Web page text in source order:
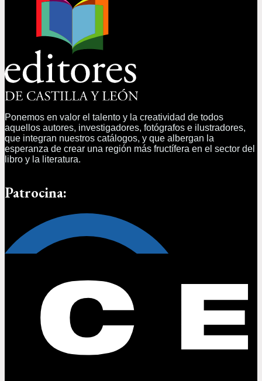
Ponemos en valor el talento y la creatividad de todos
aquellos autores, investigadores, fotógrafos e ilustradores,
que integran nuestros catálogos, y que albergan la
esperanza de crear una región más fructífera en el sector del
libro y la literatura.
Patrocina: